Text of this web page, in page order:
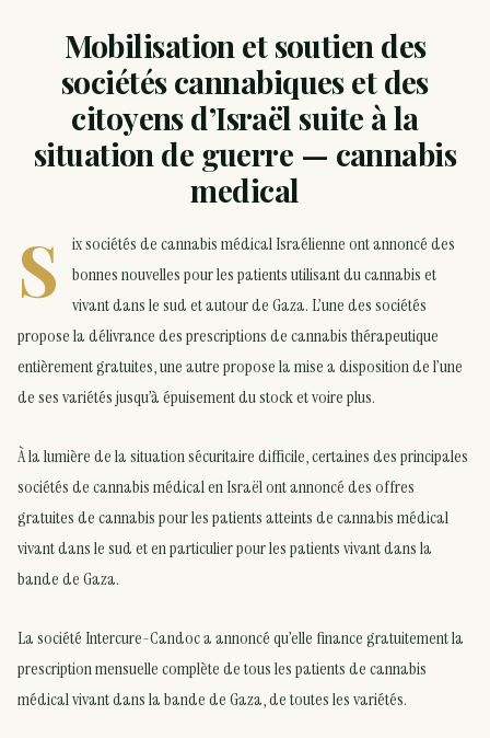
Mobilisation et soutien des
sociétés cannabiques et des
citoyens d’Israël suite à la
situation de guerre — cannabis
medical
S
ix sociétés de cannabis médical Israélienne ont annoncé des
bonnes nouvelles pour les patients utilisant du cannabis et
vivant dans le sud et autour de Gaza. L’une des sociétés
propose la délivrance des prescriptions de cannabis thérapeutique
entièrement gratuites, une autre propose la mise a disposition de l’une
de ses variétés jusqu’à épuisement du stock et voire plus.
À la lumière de la situation sécuritaire difficile, certaines des principales
sociétés de cannabis médical en Israël ont annoncé des offres
gratuites de cannabis pour les patients atteints de cannabis médical
vivant dans le sud et en particulier pour les patients vivant dans la
bande de Gaza.
La société Intercure-Candoc a annoncé qu’elle finance gratuitement la
prescription mensuelle complète de tous les patients de cannabis
médical vivant dans la bande de Gaza, de toutes les variétés.